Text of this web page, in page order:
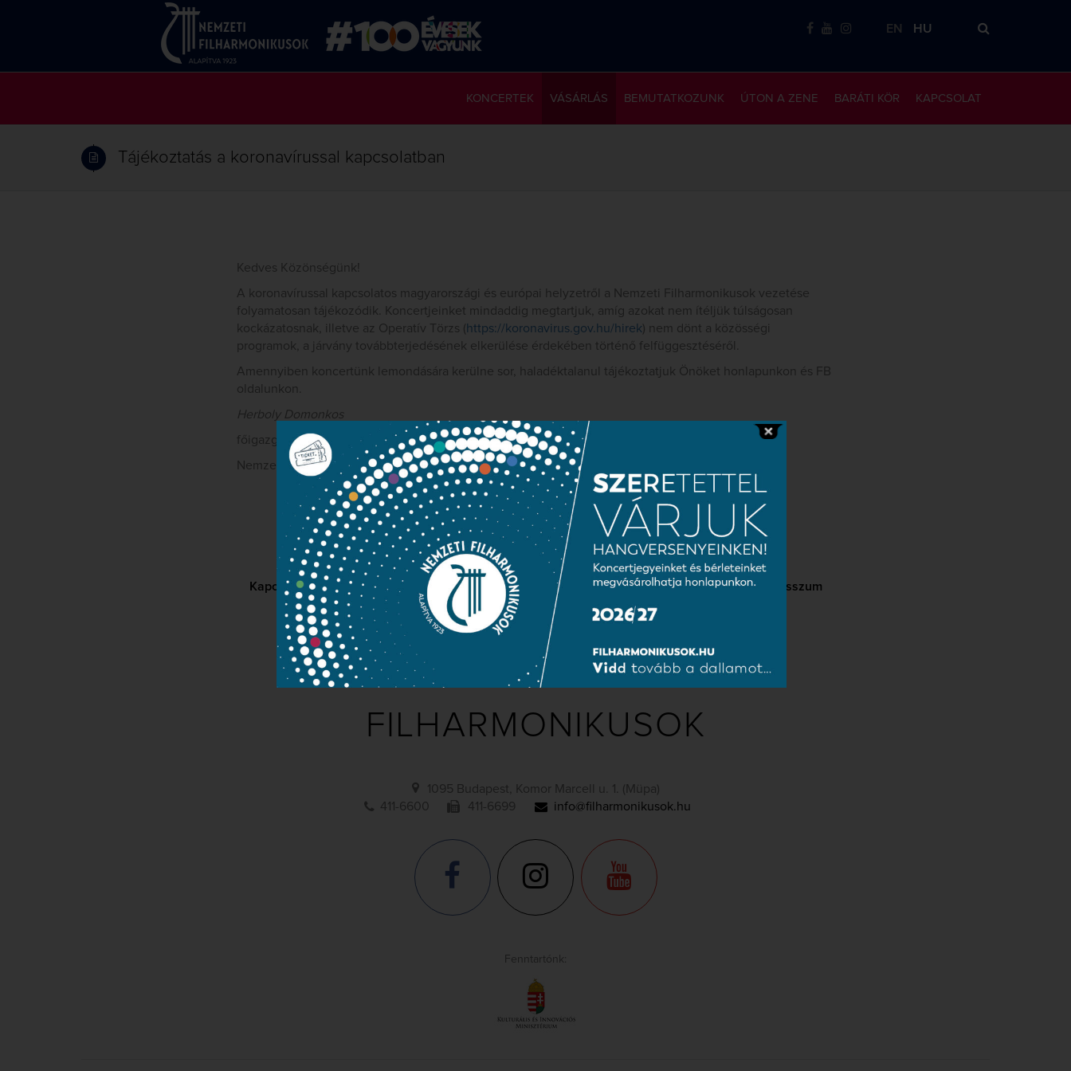
EN HU
KAPCSOLAT
BARÁTI KÖR
ÚTON A ZENE
KONCERTEK VÁSÁRLÁS BEMUTATKOZUNK
Tájékoztatás a koronavírussal kapcsolatban
Kedves Közönségünk!
A koronavírussal kapcsolatos magyarországi és európai helyzetről a Nemzeti Filharmonikusok vezetése
folyamatosan tájékozódik. Koncertjeinket mindaddig megtartjuk, amíg azokat nem ítéljük túlságosan
kockázatosnak, illetve az Operatív Törzs ( https://koronavirus.gov.hu/hirek) nem dönt a közösségi
programok, a járvány továbbterjedésének elkerülése érdekében történő felfüggesztéséről.
Amennyiben koncertünk lemondására kerülne sor, haladéktalanul tájékoztatjuk Önöket honlapunkon és FB
oldalunkon.
Herboly Domonkos
főigazgató
Nemzeti Filharmonikusok
Kapcsolat Közérdekű adatok Sajtószoba Adatvédelem Impresszum
NEMZETI
FILHARMONIKUSOK
1095 Budapest, Komor Marcell u. 1. (Müpa)
411-6600
411-6699 info@filharmonikusok.hu
Fenntartónk: